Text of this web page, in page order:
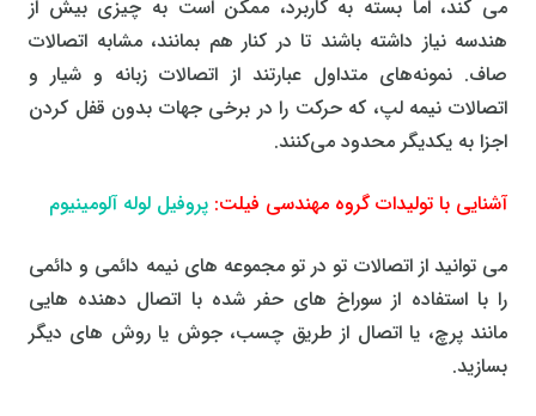
می کند، اما بسته به کاربرد، ممکن است به چیزی بیش از
هندسه نیاز داشته باشند تا در کنار هم بمانند، مشابه اتصالات
صاف. نمونه‌های متداول عبارتند از اتصالات زبانه و شیار و
اتصالات نیمه لپ، که حرکت را در برخی جهات بدون قفل کردن
اجزا به یکدیگر محدود می‌کنند.
آشنایی با تولیدات گروه مهندسی فیلت: پروفیل لوله آلومینیوم
می توانید از اتصالات تو در تو مجموعه های نیمه دائمی و دائمی
را با استفاده از سوراخ های حفر شده با اتصال دهنده هایی
مانند پرچ، یا اتصال از طریق چسب، جوش یا روش های دیگر
بسازید.